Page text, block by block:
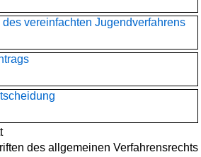
vereinfachten Jugendverfahrens
des allgemeinen Verfahrensrechts